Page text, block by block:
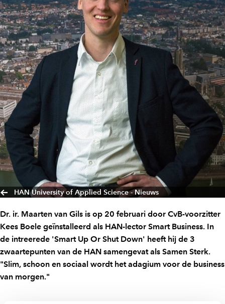
HAN University of Applied Science - Nieuws
Dr. ir. Maarten van Gils is op 20 februari door CvB-voorzitter
Kees Boele geïnstalleerd als HAN-lector Smart Business. In
de intreerede 'Smart Up Or Shut Down' heeft hij de 3
zwaartepunten van de HAN samengevat als Samen Sterk.
"Slim, schoon en sociaal wordt het adagium voor de business
van morgen."